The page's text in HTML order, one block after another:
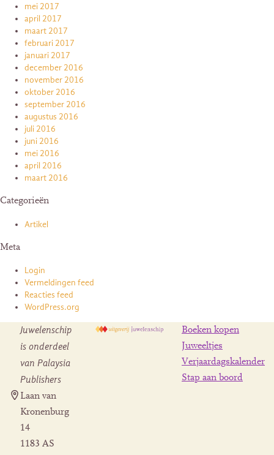
mei 2017
april 2017
maart 2017
februari 2017
januari 2017
december 2016
november 2016
oktober 2016
september 2016
augustus 2016
juli 2016
juni 2016
mei 2016
april 2016
maart 2016
Categorieën
Artikel
Meta
Login
Vermeldingen feed
Reacties feed
WordPress.org
Juwelenschip
is onderdeel
van Palaysia
Publishers
Laan van
Kronenburg
14
1183 AS
Boeken kopen
Juweeltjes
Verjaardagskalender
Stap aan boord